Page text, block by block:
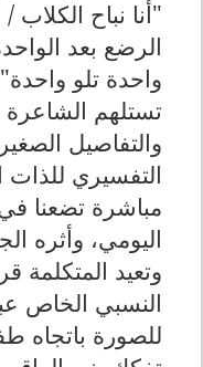
"أنا نباح
الرضع بعد
واحدة تلو
تستلهم الشاعرة
والتفاصيل
التفسيري للذات
مباشرة تضعنا
اليومي، وأثره
وتعيد المتكلمة
النسبي الخاص
للصورة باتجاه